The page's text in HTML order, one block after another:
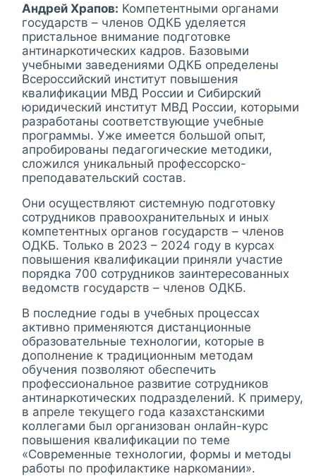
Андрей Храпов: Компетентными органами
государств – членов ОДКБ уделяется
пристальное внимание подготовке
антинаркотических кадров. Базовыми
учебными заведениями ОДКБ определены
Всероссийский институт повышения
квалификации МВД России и Сибирский
юридический институт МВД России, которыми
разработаны соответствующие учебные
программы. Уже имеется большой опыт,
апробированы педагогические методики,
сложился уникальный профессорско-
преподавательский состав.
Они осуществляют системную подготовку
сотрудников правоохранительных и иных
компетентных органов государств – членов
ОДКБ. Только в 2023 – 2024 году в курсах
повышения квалификации приняли участие
порядка 700 сотрудников заинтересованных
ведомств государств – членов ОДКБ.
В последние годы в учебных процессах
активно применяются дистанционные
образовательные технологии, которые в
дополнение к традиционным методам
обучения позволяют обеспечить
профессиональное развитие сотрудников
антинаркотических подразделений. К примеру,
в апреле текущего года казахстанскими
коллегами был организован онлайн-курс
повышения квалификации по теме
«Современные технологии, формы и методы
работы по профилактике наркомании».